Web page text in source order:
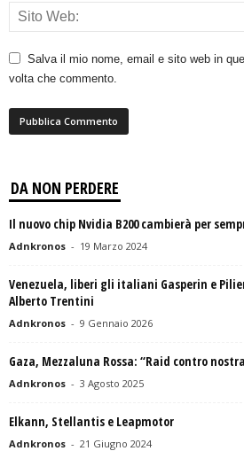
Salva il mio nome, email e sito web in
volta che commento.
DA NON PERDERE
Il nuovo chip Nvidia B200 cambierà per
Adnkronos - 19 Marzo 2024
Venezuela, liberi gli italiani Gasperin e
Alberto Trentini
Adnkronos - 9 Gennaio 2026
Gaza, Mezzaluna Rossa: “Raid contro
Adnkronos - 3 Agosto 2025
Elkann, Stellantis e Leapmotor
Adnkronos - 21 Giugno 2024